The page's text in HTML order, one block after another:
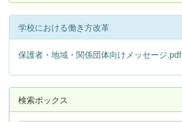
学校における働き方改革
保護者・地域・関係団体向けメッセージ.pdf
検索ボックス